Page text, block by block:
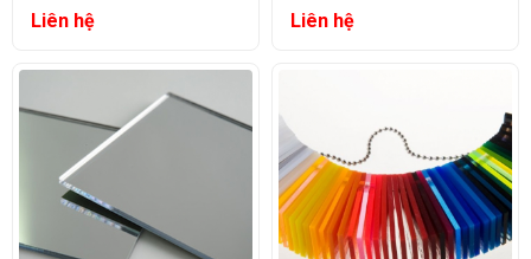
Liên hệ Liên hệ